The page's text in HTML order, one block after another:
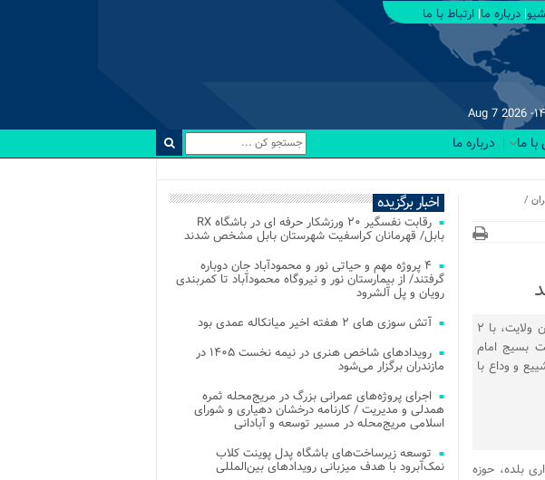
درباره ما ارتباط با ما
Aug 7 2026
ما درباره ما
/
شامگاه گذشته مردم بخش بلده در قالب کاروان عاشقان ولایت، با ۲
بسیج امام
و وداع با
به همت بخشداری بلده، حوزه
اخبار برگزیده
رقابت نفسگیر ۲۰ ورزشکار حرفه ای در باشگاه RX
بابل/ قهرمانان کراسفیت شهرستان بابل مشخص شدند
۴ پروژه مهم و حیاتی نور و محمودآباد جان دوباره
گرفتند/ از بیمارستان نور و نیروگاه محمودآباد تا کمربندی
رویان و پل آلشرود
آتش‌ سوزی‌ های ۲ هفته اخیر میانکاله عمدی بود
رویدادهای شاخص هنری در نیمه نخست ۱۴۰۵ در
مازندران برگزار می‌شود
اجرای پروژه‌های عمرانی بزرگ در مریج‌محله ثمره
همدلی و مدیریت / کارنامه درخشان دهیاری و شورای
اسلامی مریج‌محله در مسیر توسعه و آبادانی
توسعه زیرساخت‌های باشگاه پدل پوینت کلاب
نمک‌آبرود با هدف میزبانی رویدادهای بین‌المللی